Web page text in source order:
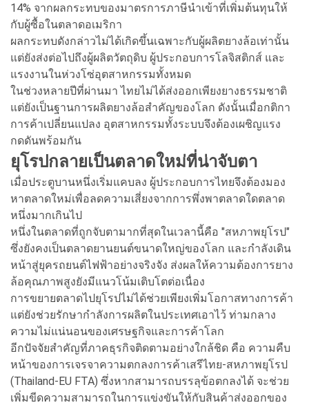
14% จากผลกระทบของมาตรการภาษีนำเข้าที่เพิ่มต้นทุนให้
กับผู้ซื้อในตลาดอเมริกา
ผลกระทบดังกล่าวไม่ได้เกิดขึ้นเฉพาะกับผู้ผลิตยางล้อเท่านั้น
แต่ยังส่งต่อไปถึงผู้ผลิตวัตถุดิบ ผู้ประกอบการโลจิสติกส์ และ
แรงงานในห่วงโซ่อุตสาหกรรมทั้งหมด
ในช่วงหลายปีที่ผ่านมา ไทยไม่ได้ส่งออกเพียงยางธรรมชาติ
แต่ยังเป็นฐานการผลิตยางล้อสำคัญของโลก ดังนั้นเมื่อกติกา
การค้าเปลี่ยนแปลง อุตสาหกรรมทั้งระบบจึงต้องเผชิญแรง
กดดันพร้อมกัน
ยุโรปกลายเป็นตลาดใหม่ที่น่าจับตา
เมื่อประตูบานหนึ่งเริ่มแคบลง ผู้ประกอบการไทยจึงต้องมอง
หาตลาดใหม่เพื่อลดความเสี่ยงจากการพึ่งพาตลาดใดตลาด
หนึ่งมากเกินไป
หนึ่งในตลาดที่ถูกจับตามากที่สุดในเวลานี้คือ "สหภาพยุโรป"
ซึ่งยังคงเป็นตลาดยานยนต์ขนาดใหญ่ของโลก และกำลังเดิน
หน้าสู่ยุครถยนต์ไฟฟ้าอย่างจริงจัง ส่งผลให้ความต้องการยาง
ล้อคุณภาพสูงยังมีแนวโน้มเติบโตต่อเนื่อง
การขยายตลาดไปยุโรปไม่ได้ช่วยเพียงเพิ่มโอกาสทางการค้า
แต่ยังช่วยรักษากำลังการผลิตในประเทศเอาไว้ ท่ามกลาง
ความไม่แน่นอนของเศรษฐกิจและการค้าโลก
อีกปัจจัยสำคัญที่ภาคธุรกิจติดตามอย่างใกล้ชิด คือ ความคืบ
หน้าของการเจรจาความตกลงการค้าเสรีไทย-สหภาพยุโรป
(Thailand-EU FTA) ซึ่งหากสามารถบรรลุข้อตกลงได้ จะช่วย
เพิ่มขีดความสามารถในการแข่งขันให้กับสินค้าส่งออกของ